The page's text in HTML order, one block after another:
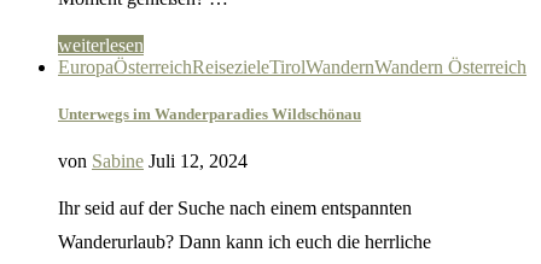
weiterlesen
EuropaÖsterreichReisezieleTirolWandernWandern Österreich
Unterwegs im Wanderparadies Wildschönau
von Sabine Juli 12, 2024
Ihr seid auf der Suche nach einem entspannten
Wanderurlaub? Dann kann ich euch die herrliche